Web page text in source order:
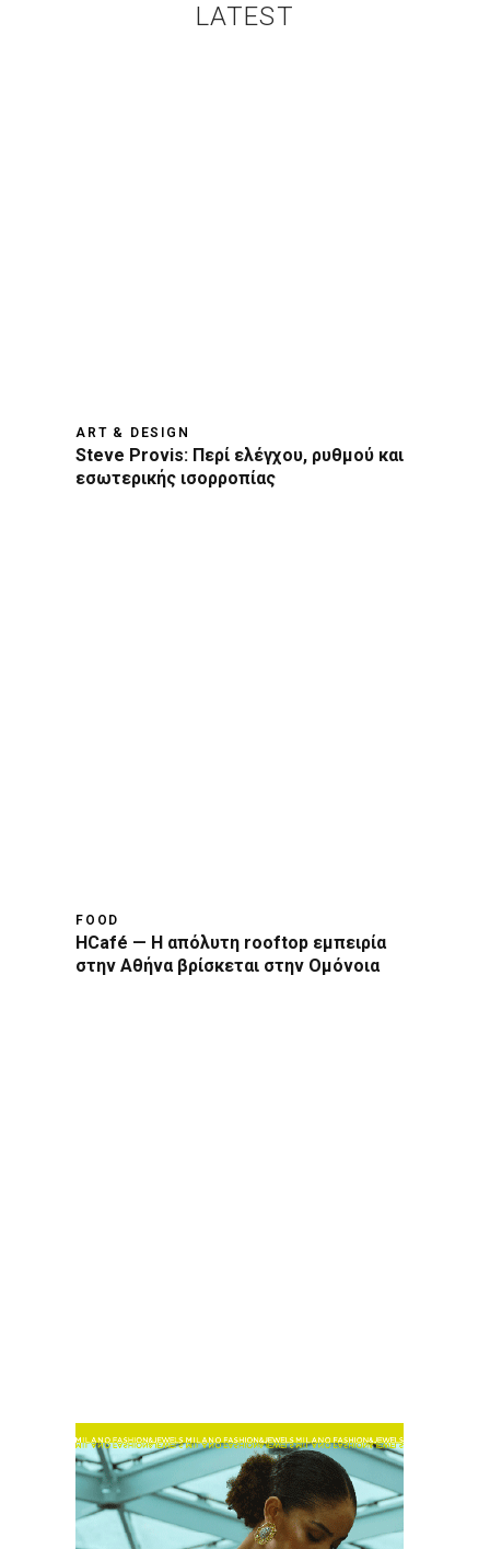
LATEST
ART & DESIGN
Steve Provis: Περί ελέγχου, ρυθμού και
εσωτερικής ισορροπίας
FOOD
HCafé — Η απόλυτη rooftop εμπειρία
στην Αθήνα βρίσκεται στην Ομόνοια